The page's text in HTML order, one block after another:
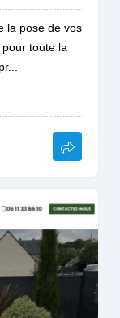
la pose de vos
toute la